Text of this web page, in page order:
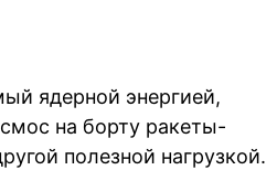
ядерной энергией,
на борту ракеты-
полезной нагрузкой.